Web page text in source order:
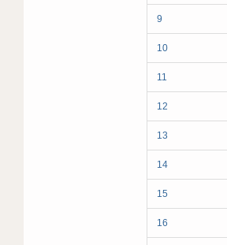
9
10
11
12
13
14
15
16